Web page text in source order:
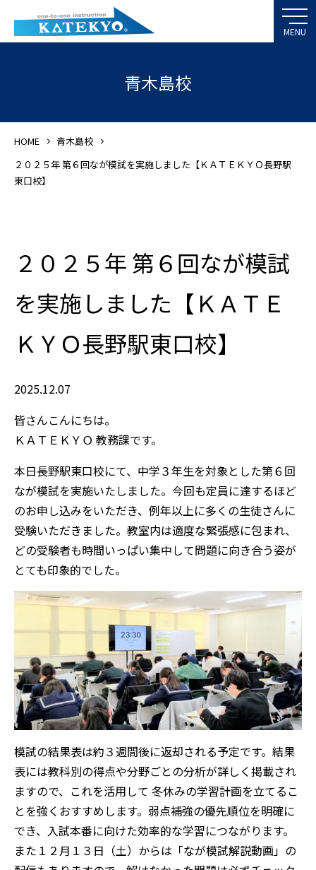
青木島校
HOME
青木島校
２０２５年 第６回なが模試を実施しました【ＫＡＴＥＫＹＯ長野駅
東口校】
２０２５年 第６回なが模試
を実施しました【ＫＡＴＥ
ＫＹＯ長野駅東口校】
2025.12.07
皆さんこんにちは。
ＫＡＴＥＫＹＯ 教務課です。
本日長野駅東口校にて、中学３年生を対象とした第６回
なが模試を実施いたしました。今回も定員に達するほど
のお申し込みをいただき、例年以上に多くの生徒さんに
受験いただきました。教室内は適度な緊張感に包まれ、
どの受験者も時間いっぱい集中して問題に向き合う姿が
とても印象的でした。
模試の結果表は約３週間後に返却される予定です。結果
表には教科別の得点や分野ごとの分析が詳しく掲載され
ますので、これを活用して 冬休みの学習計画を立てるこ
とを強くおすすめします。弱点補強の優先順位を明確に
でき、入試本番に向けた効率的な学習につながります。
また１２月１３日（土）からは「なが模試解説動画」の